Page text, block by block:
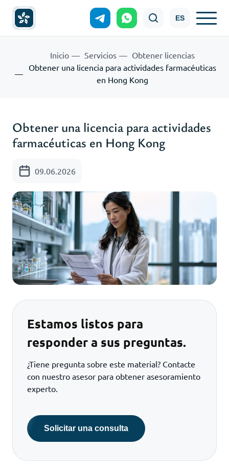
ES
Inicio Servicios
Obtener licencias
Obtener una licencia para actividades farmacéuticas
en Hong Kong
Obtener una licencia para actividades
farmacéuticas en Hong Kong
09.06.2026
Estamos listos para
responder a sus preguntas.
¿Tiene pregunta sobre este material? Contacte
con nuestro asesor para obtener asesoramiento
experto.
Solicitar una consulta